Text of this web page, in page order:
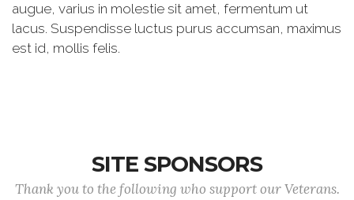
augue, varius in molestie sit amet, fermentum ut
lacus. Suspendisse luctus purus accumsan, maximus
est id, mollis felis.
SITE SPONSORS
Thank you to the following who support our Veterans.